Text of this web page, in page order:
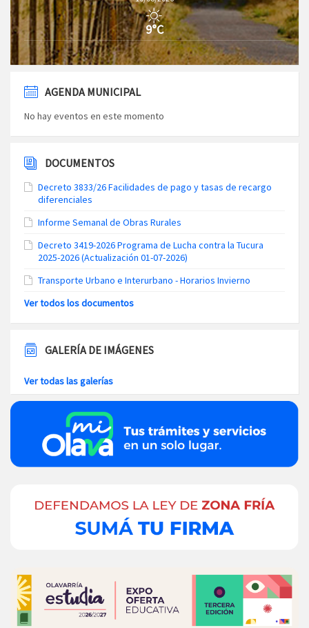
9°C
AGENDA MUNICIPAL
No hay eventos en este momento
DOCUMENTOS
Decreto 3833/26 Facilidades de pago y tasas de recargo
diferenciales
Informe Semanal de Obras Rurales
Decreto 3419-2026 Programa de Lucha contra la Tucura
2025-2026 (Actualización 01-07-2026)
Transporte Urbano e Interurbano - Horarios Invierno
Ver todos los documentos
GALERÍA DE IMÁGENES
Ver todas las galerías